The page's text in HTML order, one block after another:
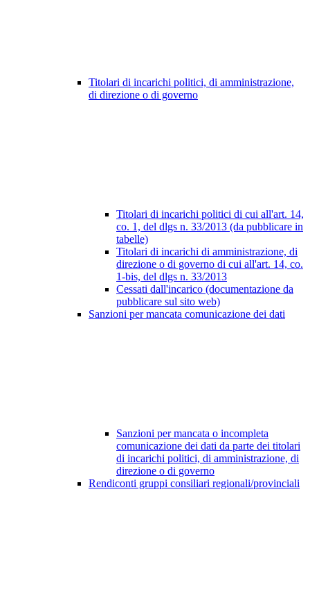
Titolari di incarichi politici, di amministrazione,
di direzione o di governo
Titolari di incarichi politici di cui all'art. 14,
co. 1, del dlgs n. 33/2013 (da pubblicare in
tabelle)
Titolari di incarichi di amministrazione, di
direzione o di governo di cui all'art. 14, co.
1-bis, del dlgs n. 33/2013
Cessati dall'incarico (documentazione da
pubblicare sul sito web)
Sanzioni per mancata comunicazione dei dati
Sanzioni per mancata o incompleta
comunicazione dei dati da parte dei titolari
di incarichi politici, di amministrazione, di
direzione o di governo
Rendiconti gruppi consiliari regionali/provinciali